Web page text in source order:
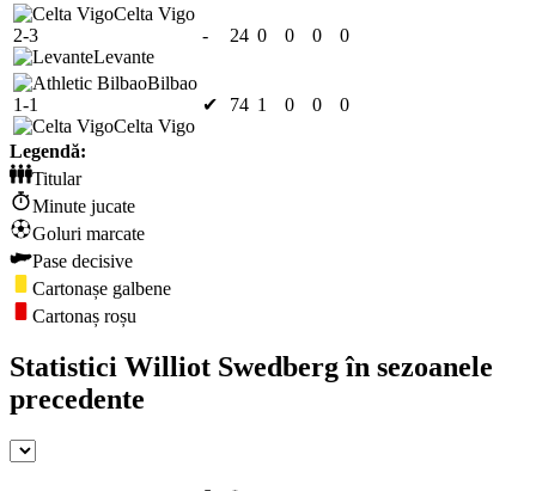
Celta Vigo
2-3
Levante
- 24 0 0 0 0
Bilbao
1-1
Celta Vigo
✔ 74 1 0 0 0
Legendă:
Titular
Minute jucate
Goluri marcate
Pase decisive
Cartonașe galbene
Cartonaș roșu
Statistici Williot Swedberg în sezoanele
precedente